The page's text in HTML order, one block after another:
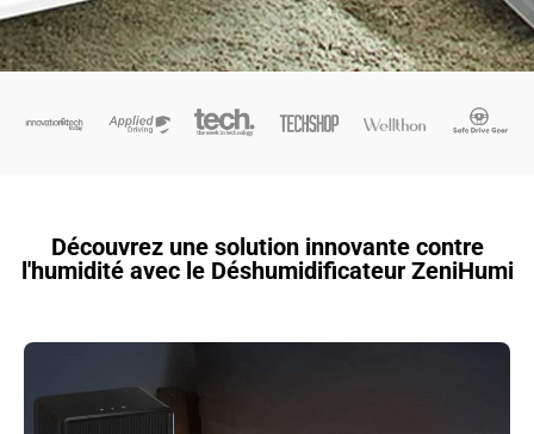
Découvrez une solution innovante contre
l'humidité avec le Déshumidificateur ZeniHumi